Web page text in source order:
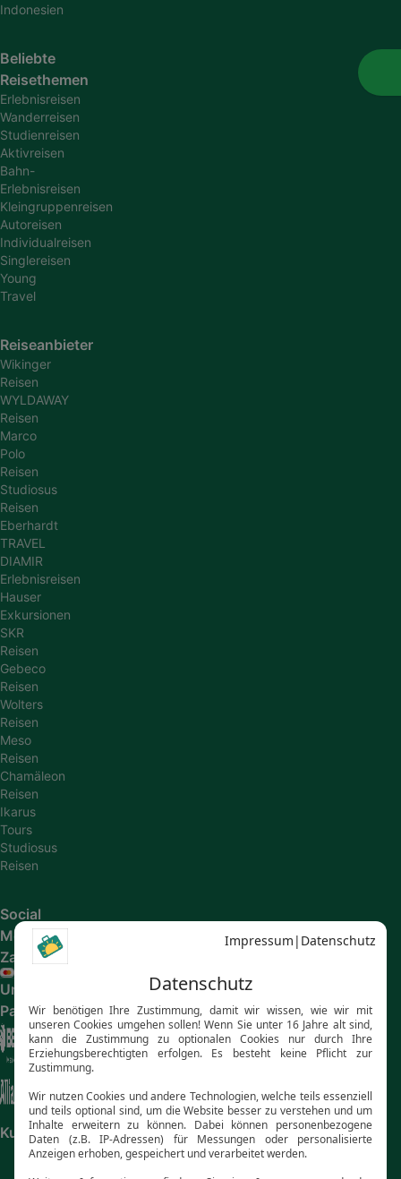
Indonesien
Beliebte
Reisethemen
Erlebnisreisen
Wanderreisen
Studienreisen
Aktivreisen
Bahn-
Erlebnisreisen
Kleingruppenreisen
Autoreisen
Individualreisen
Singlereisen
Young
Travel
Reiseanbieter
Wikinger
Reisen
WYLDAWAY
Reisen
Marco
Polo
Reisen
Studiosus
Reisen
Eberhardt
TRAVEL
DIAMIR
Erlebnisreisen
Hauser
Exkursionen
SKR
Reisen
Gebeco
Reisen
Wolters
Reisen
Meso
Reisen
Chamäleon
Reisen
Ikarus
Tours
Studiosus
Reisen
Social
Media
Zahlungsarten
Unsere
Partner
Kundenbewertungen